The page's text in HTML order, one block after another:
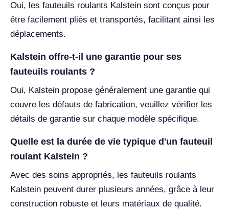
Oui, les fauteuils roulants Kalstein sont conçus pour
être facilement pliés et transportés, facilitant ainsi les
déplacements.
Kalstein offre-t-il une garantie pour ses
fauteuils roulants ?
Oui, Kalstein propose généralement une garantie qui
couvre les défauts de fabrication, veuillez vérifier les
détails de garantie sur chaque modèle spécifique.
Quelle est la durée de vie typique d'un fauteuil
roulant Kalstein ?
Avec des soins appropriés, les fauteuils roulants
Kalstein peuvent durer plusieurs années, grâce à leur
construction robuste et leurs matériaux de qualité.